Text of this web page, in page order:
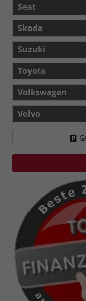
Seat
Skoda
Suzuki
Toyota
Volkswagen
Volvo